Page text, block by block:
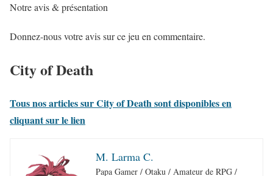
Notre avis & présentation
Donnez-nous votre avis sur ce jeu en commentaire.
City of Death
Tous nos articles sur City of Death sont disponibles en
cliquant sur le lien
M. Larma C.
Papa Gamer / Otaku / Amateur de RPG /